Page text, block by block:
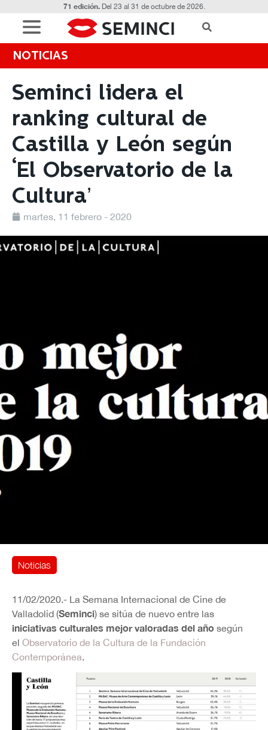
71 edición.Del 23 al 31 de octubre de 2026.
NOTICIAS
Seminci lidera el
ranking cultural de
Castilla y León según
‘El Observatorio de la
Cultura’
martes, 11 febrero - 2020
Noticias
11/02/2020.- La Semana Internacional de Cine de
Valladolid (Seminci) se sitúa de nuevo entre las
iniciativas culturales mejor valoradas del año según
el Observatorio de la Cultura de la Fundación
Contemporánea.